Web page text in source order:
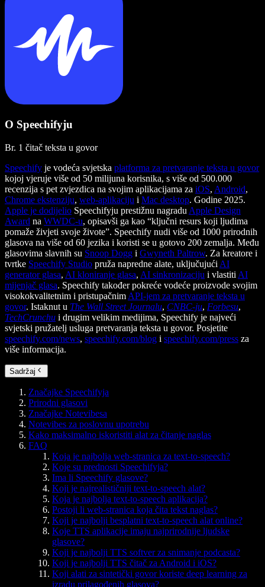
O Speechifyju
Br. 1 čitač teksta u govor
Speechify je vodeća svjetska platforma za pretvaranje teksta u govor
kojoj vjeruje više od 50 milijuna korisnika, s više od 500.000
recenzija s pet zvjezdica na svojim aplikacijama za iOS, Android,
Chrome ekstenziju, web-aplikaciju i Mac desktop. Godine 2025.
Apple je dodijelio Speechifyju prestižnu nagradu Apple Design
Award na WWDC-u, opisavši ga kao “ključni resurs koji ljudima
pomaže živjeti svoje živote”. Speechify nudi više od 1000 prirodnih
glasova na više od 60 jezika i koristi se u gotovo 200 zemalja. Među
glasovima slavnih su Snoop Dogg i Gwyneth Paltrow. Za kreatore i
tvrtke Speechify Studio pruža napredne alate, uključujući AI
generator glasa, AI kloniranje glasa, AI sinkronizaciju i vlastiti AI
mijenjač glasa. Speechify također pokreće vodeće proizvode svojim
visokokvalitetnim i pristupačnim API-jem za pretvaranje teksta u
govor. Istaknut u The Wall Street Journalu, CNBC-ju, Forbesu,
TechCrunchu i drugim velikim medijima, Speechify je najveći
svjetski pružatelj usluga pretvaranja teksta u govor. Posjetite
speechify.com/news, speechify.com/blog i speechify.com/press za
više informacija.
Sadržaj
Značajke Speechifyja
Prirodni glasovi
Značajke Notevibesa
Notevibes za poslovnu upotrebu
Kako maksimalno iskoristiti alat za čitanje naglas
FAQ
Koja je najbolja web-stranica za text-to-speech?
Koje su prednosti Speechifyja?
Ima li Speechify glasove?
Koji je najrealističniji text-to-speech alat?
Koja je najbolja text-to-speech aplikacija?
Postoji li web-stranica koja čita tekst naglas?
Koji je najbolji besplatni text-to-speech alat online?
Koje TTS aplikacije imaju najprirodnije ljudske
glasove?
Koji je najbolji TTS softver za snimanje podcasta?
Koji je najbolji TTS čitač za Android i iOS?
Koji alati za sintetički govor koriste deep learning za
izradu prilagođenih glasova?